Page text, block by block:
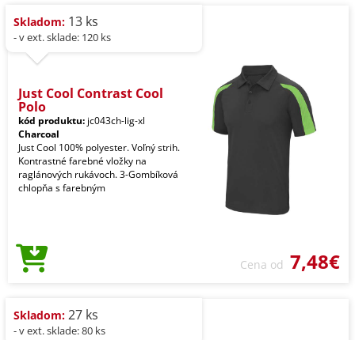
Skladom: 13 ks
- v ext. sklade: 120 ks
Just Cool Contrast Cool
Polo
kód produktu: jc043ch-lig-xl
Charcoal
Just Cool 100% polyester. Voľný strih.
Kontrastné farebné vložky na
raglánových rukávoch. 3-Gombíková
chlopňa s farebným
Cena od 7,48€
Skladom: 27 ks
- v ext. sklade: 80 ks